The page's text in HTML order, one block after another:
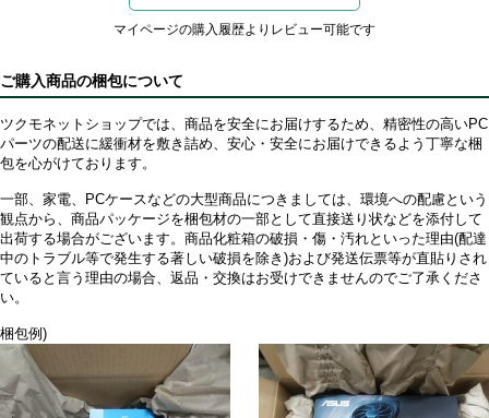
マイページの購入履歴よりレビュー可能です
ご購入商品の梱包について
ツクモネットショップでは、商品を安全にお届けするため、精密性の高いPC
パーツの配送に緩衝材を敷き詰め、安心・安全にお届けできるよう丁寧な梱
包を心がけております。
一部、家電、PCケースなどの大型商品につきましては、環境への配慮という
観点から、商品パッケージを梱包材の一部として直接送り状などを添付して
出荷する場合がございます。商品化粧箱の破損・傷・汚れといった理由(配達
中のトラブル等で発生する著しい破損を除き)および発送伝票等が直貼りされ
ていると言う理由の場合、返品・交換はお受けできませんのでご了承くださ
い。
梱包例)